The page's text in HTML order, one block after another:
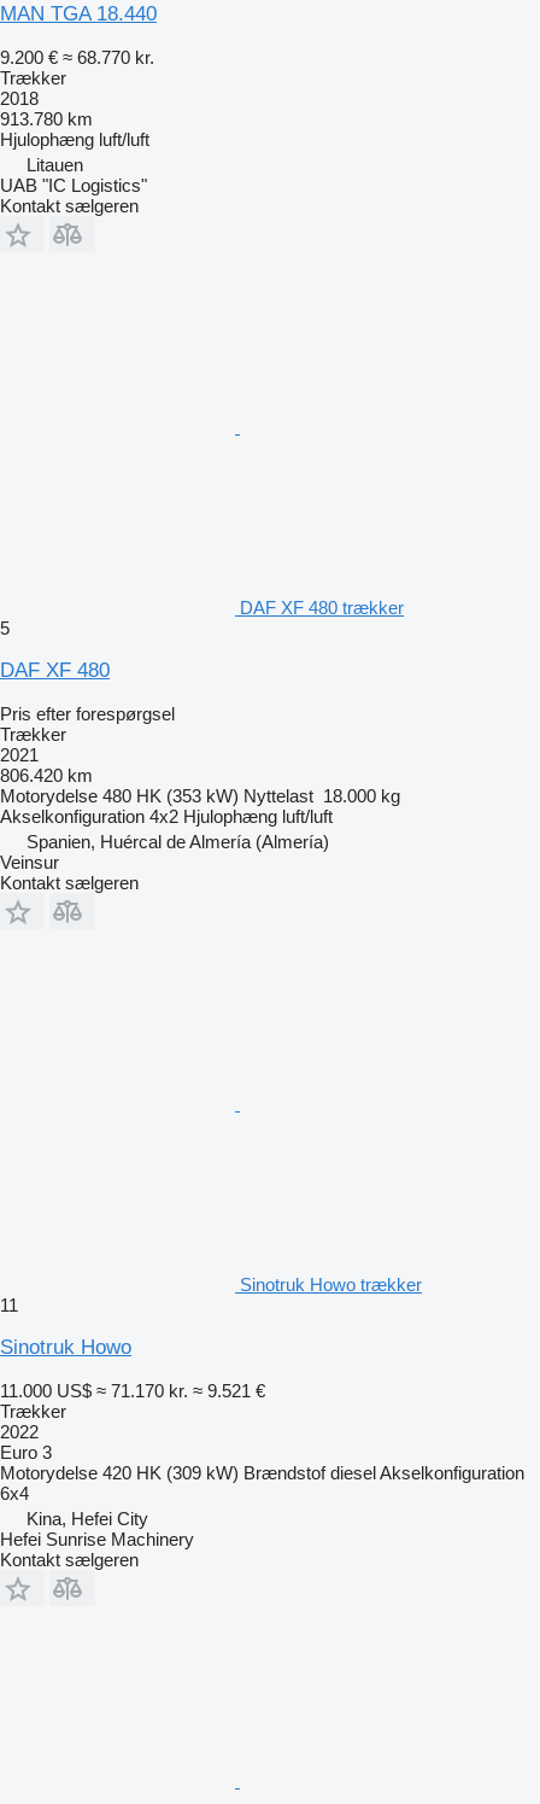
MAN TGA 18.440
9.200 € ≈ 68.770 kr.
Trækker
2018
913.780 km
Hjulophæng luft/luft
Litauen
UAB "IC Logistics"
Kontakt sælgeren
DAF XF 480 trækker
5
DAF XF 480
Pris efter forespørgsel
Trækker
2021
806.420 km
Motorydelse 480 HK (353 kW) Nyttelast 18.000 kg
Akselkonfiguration 4x2 Hjulophæng luft/luft
Spanien, Huércal de Almería (Almería)
Veinsur
Kontakt sælgeren
Sinotruk Howo trækker
11
Sinotruk Howo
11.000 US$ ≈ 71.170 kr. ≈ 9.521 €
Trækker
2022
Euro 3
Motorydelse 420 HK (309 kW) Brændstof dieselAkselkonfiguration
6x4
Kina, Hefei City
Hefei Sunrise Machinery
Kontakt sælgeren